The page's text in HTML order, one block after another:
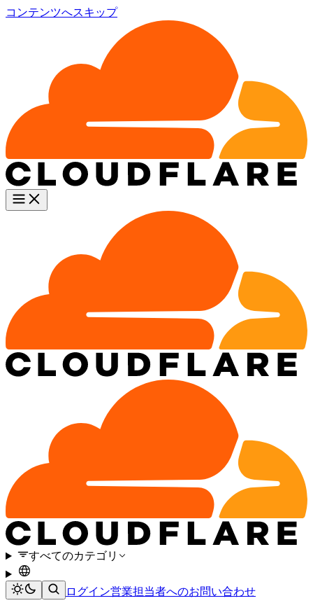
コンテンツへスキップ
すべてのカテゴリ
ログイン営業担当者へのお問い合わせ